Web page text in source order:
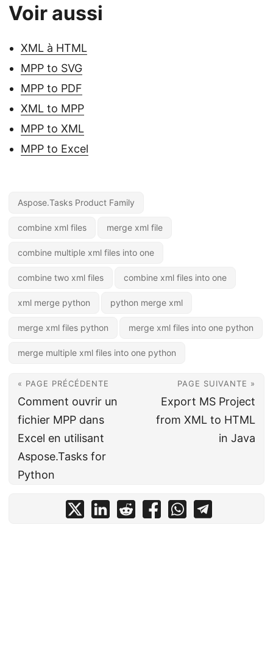
Voir aussi
XML à HTML
MPP to SVG
MPP to PDF
XML to MPP
MPP to XML
MPP to Excel
Aspose.Tasks Product Family
combine xml files merge xml file
combine multiple xml files into one
combine two xml files combine xml files into one
xml merge python python merge xml
merge xml files python merge xml files into one python
merge multiple xml files into one python
« PAGE PRÉCÉDENTE
Comment ouvrir un
fichier MPP dans
Excel en utilisant
Aspose.Tasks for
Python
PAGE SUIVANTE »
Export MS Project
from XML to HTML
in Java